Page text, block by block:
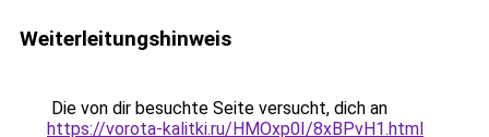
Weiterleitungshinweis
Die von dir besuchte Seite versucht, dich an
https://vorota-kalitki.ru/HMOxp0I/8xBPvH1.html